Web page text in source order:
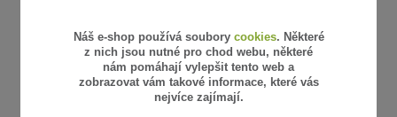
25 hodnocení
STAHOVACÍ PÁSKY - ČERNÉ UV, 140X3,5
Náš e-shop používá soubory cookies. Některé
z nich jsou nutné pro chod webu, některé
nám pomáhají vylepšit tento web a
zobrazovat vám takové informace, které vás
nejvíce zajímají.